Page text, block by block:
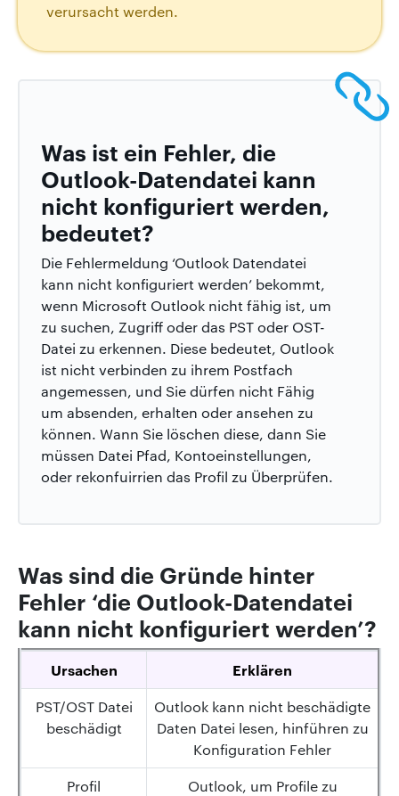
verursacht werden.
Was ist ein Fehler, die
Outlook-Datendatei kann
nicht konfiguriert werden,
bedeutet?
Die Fehlermeldung ‘Outlook Datendatei
kann nicht konfiguriert werden’ bekommt,
wenn Microsoft Outlook nicht fähig ist, um
zu suchen, Zugriff oder das PST oder OST-
Datei zu erkennen. Diese bedeutet, Outlook
ist nicht verbinden zu ihrem Postfach
angemessen, und Sie dürfen nicht Fähig
um absenden, erhalten oder ansehen zu
können. Wann Sie löschen diese, dann Sie
müssen Datei Pfad, Kontoeinstellungen,
oder rekonfuirrien das Profil zu Überprüfen.
Was sind die Gründe hinter
Fehler ‘die Outlook-Datendatei
kann nicht konfiguriert werden’?
Ursachen Erklären
PST/OST Datei
beschädigt
Outlook kann nicht beschädigte
Daten Datei lesen, hinführen zu
Konfiguration Fehler
Profil
Outlook, um Profile zu